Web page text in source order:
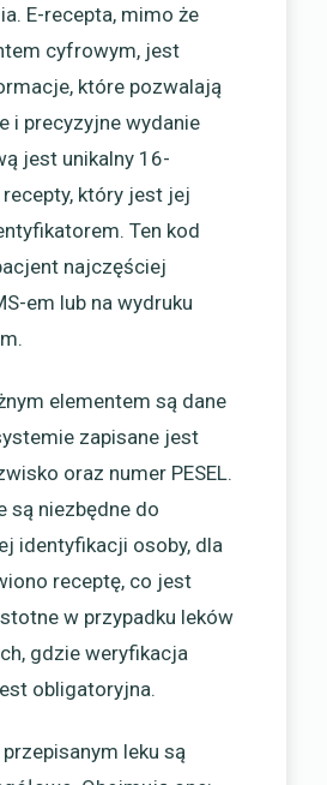
E-recepta, mimo że
cyfrowym, jest
które pozwalają
i precyzyjne wydanie
jest unikalny 16-
który jest jej
Ten kod
najczęściej
em lub na wydruku
elementem są dane
zapisane jest
oraz numer PESEL.
są niezbędne do
identyfikacji osoby, dla
receptę, co jest
w przypadku leków
gdzie weryfikacja
obligatoryjna.
leku są